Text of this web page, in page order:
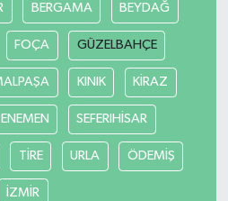
BERGAMA BEYDAĞ
FOÇA GÜZELBAHÇE
KINIK KİRAZ
SEFERIHİSAR
TİRE URLA ÖDEMİŞ
İZMİR